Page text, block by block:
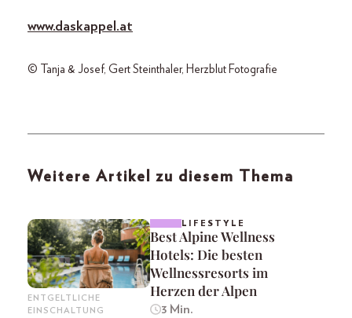
www.daskappel.at
© Tanja & Josef, Gert Steinthaler, Herzblut Fotografie
Weitere Artikel zu diesem Thema
ENTGELTLICHE
EINSCHALTUNG
LIFESTYLE
Best Alpine Wellness
Hotels: Die besten
Wellnessresorts im
Herzen der Alpen
3 Min.